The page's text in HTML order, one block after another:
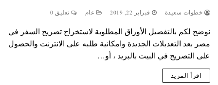
خطوات سعيدة فبراير 22, 2019 عام تعليق 0
نوضح لكم بالتفصيل الأوراق المطلوبة لاستخراج تصريح السفر في
مصر بعد التعديلات الجديدة وامكانية طلبه على الانترنت والحصول
على التصريح في البيت بالبريد ، أو…
اقرأ المزيد